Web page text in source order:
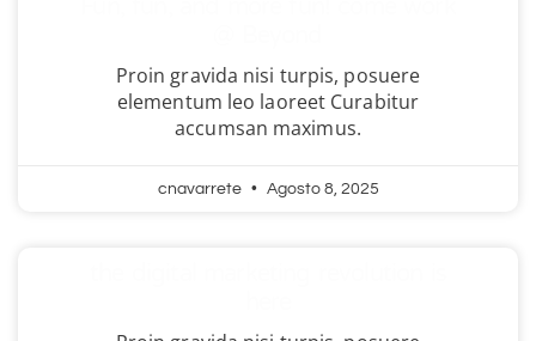
Proin gravida nisi turpis, posuere
elementum leo laoreet Curabitur
accumsan maximus.
cnavarrete Agosto 8, 2025